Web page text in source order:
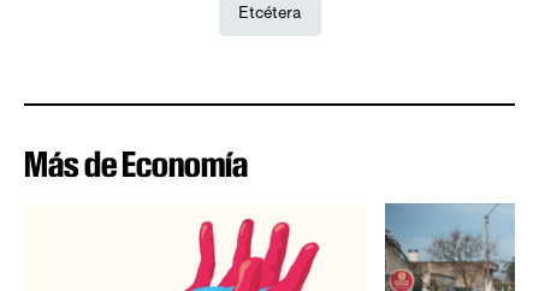
Etcétera
Más de Economía